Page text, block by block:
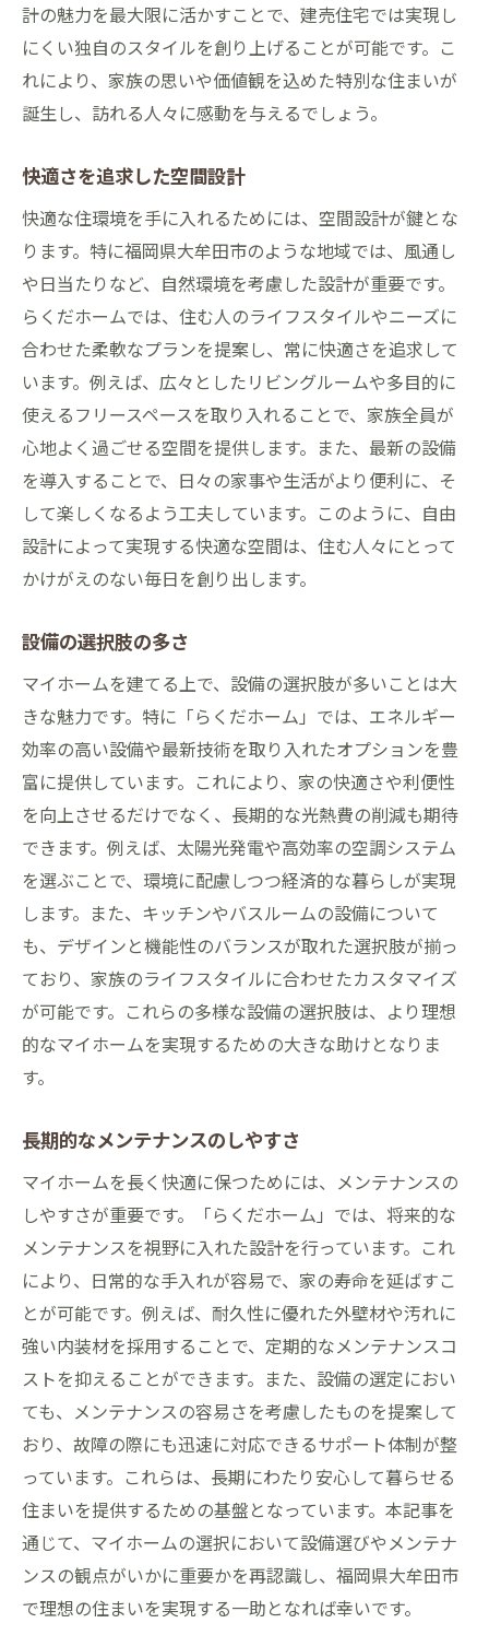
計の魅力を最大限に活かすことで、建売住宅では実現し
にくい独自のスタイルを創り上げることが可能です。こ
れにより、家族の思いや価値観を込めた特別な住まいが
誕生し、訪れる人々に感動を与えるでしょう。
快適さを追求した空間設計
快適な住環境を手に入れるためには、空間設計が鍵とな
ります。特に福岡県大牟田市のような地域では、風通し
や日当たりなど、自然環境を考慮した設計が重要です。
らくだホームでは、住む人のライフスタイルやニーズに
合わせた柔軟なプランを提案し、常に快適さを追求して
います。例えば、広々としたリビングルームや多目的に
使えるフリースペースを取り入れることで、家族全員が
心地よく過ごせる空間を提供します。また、最新の設備
を導入することで、日々の家事や生活がより便利に、そ
して楽しくなるよう工夫しています。このように、自由
設計によって実現する快適な空間は、住む人々にとって
かけがえのない毎日を創り出します。
設備の選択肢の多さ
マイホームを建てる上で、設備の選択肢が多いことは大
きな魅力です。特に「らくだホーム」では、エネルギー
効率の高い設備や最新技術を取り入れたオプションを豊
富に提供しています。これにより、家の快適さや利便性
を向上させるだけでなく、長期的な光熱費の削減も期待
できます。例えば、太陽光発電や高効率の空調システム
を選ぶことで、環境に配慮しつつ経済的な暮らしが実現
します。また、キッチンやバスルームの設備について
も、デザインと機能性のバランスが取れた選択肢が揃っ
ており、家族のライフスタイルに合わせたカスタマイズ
が可能です。これらの多様な設備の選択肢は、より理想
的なマイホームを実現するための大きな助けとなりま
す。
長期的なメンテナンスのしやすさ
マイホームを長く快適に保つためには、メンテナンスの
しやすさが重要です。「らくだホーム」では、将来的な
メンテナンスを視野に入れた設計を行っています。これ
により、日常的な手入れが容易で、家の寿命を延ばすこ
とが可能です。例えば、耐久性に優れた外壁材や汚れに
強い内装材を採用することで、定期的なメンテナンスコ
ストを抑えることができます。また、設備の選定におい
ても、メンテナンスの容易さを考慮したものを提案して
おり、故障の際にも迅速に対応できるサポート体制が整
っています。これらは、長期にわたり安心して暮らせる
住まいを提供するための基盤となっています。本記事を
通じて、マイホームの選択において設備選びやメンテナ
ンスの観点がいかに重要かを再認識し、福岡県大牟田市
で理想の住まいを実現する一助となれば幸いです。